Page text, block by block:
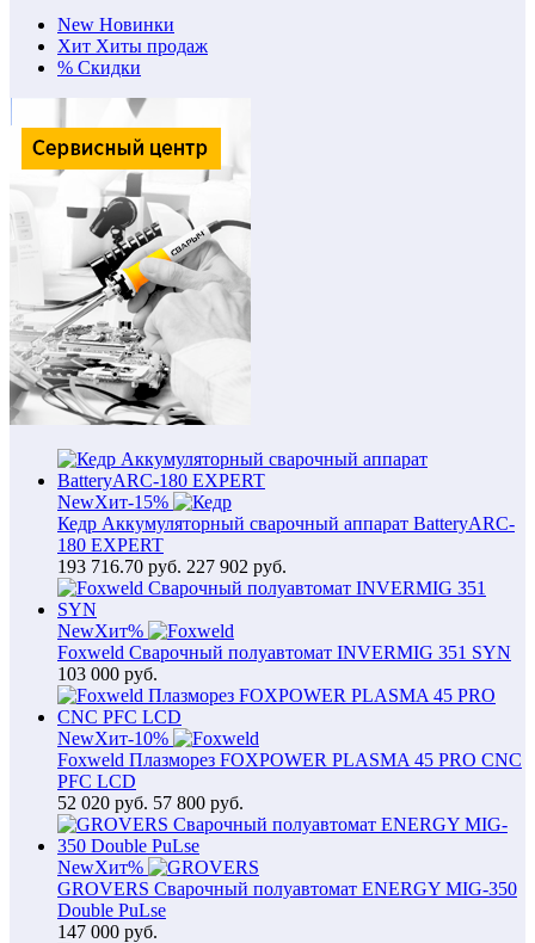
New Новинки
Хит Хиты продаж
% Скидки
NewХит-15%
Кедр Аккумуляторный сварочный аппарат BatteryARC-
180 EXPERT
193 716.70 руб. 227 902 руб.
NewХит%
Foxweld Сварочный полуавтомат INVERMIG 351 SYN
103 000 руб.
NewХит-10%
Foxweld Плазморез FOXPOWER PLASMA 45 PRO CNC
PFC LCD
52 020 руб. 57 800 руб.
NewХит%
GROVERS Сварочный полуавтомат ENERGY MIG-350
Double PuLse
147 000 руб.